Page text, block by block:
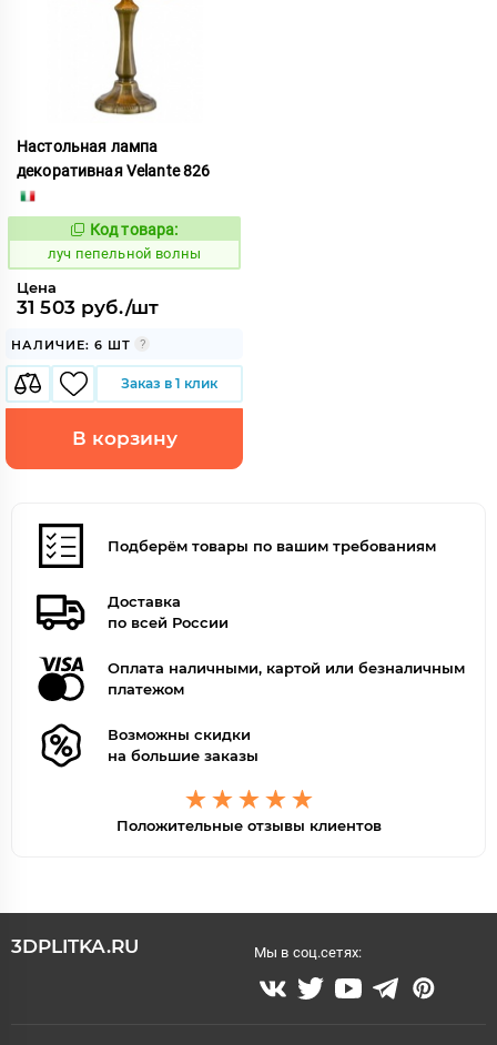
Настольная лампа
декоративная Velante 826
Код:
899387
Код товара:
луч пепельной волны
Цена
31 503 руб./шт
НАЛИЧИЕ: 6 ШТ
Заказ в 1 клик
В корзину
Подберём товары по вашим требованиям
Доставка
по всей России
Оплата наличными, картой или безналичным
платежом
Возможны скидки
на большие заказы
Положительные отзывы клиентов
3DPLITKA.RU Мы в соц.сетях: